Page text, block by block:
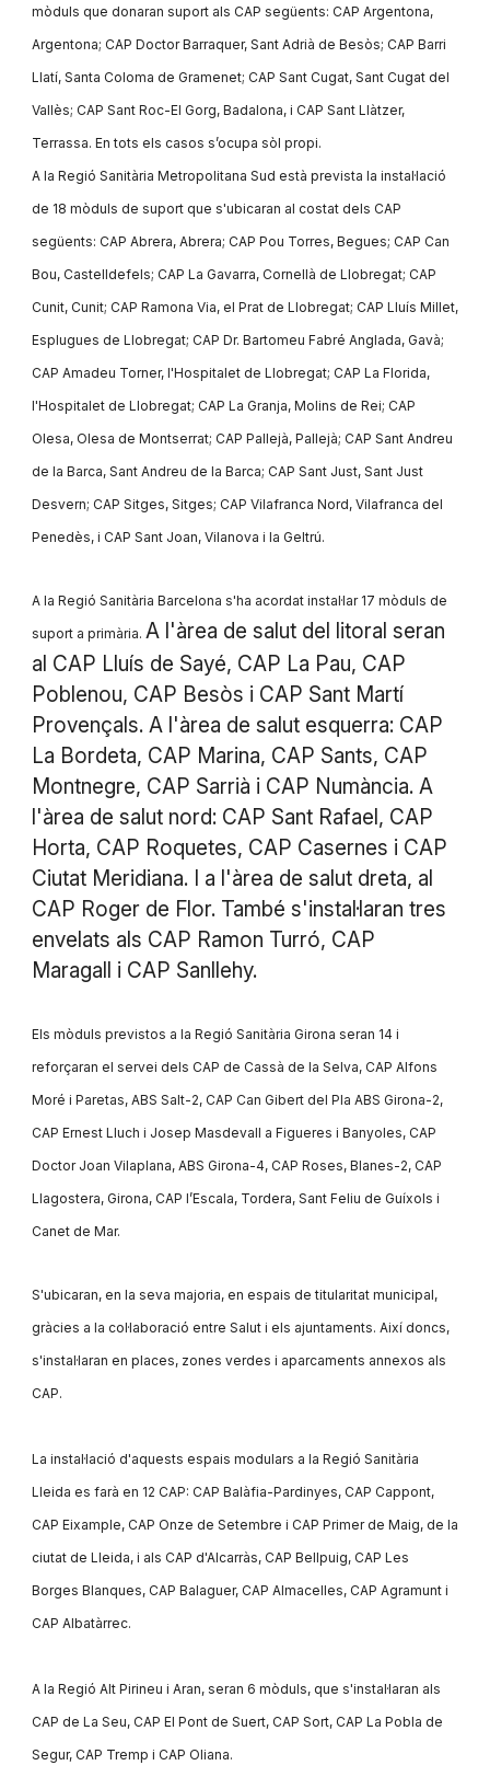
mòduls que donaran suport als CAP següents: CAP Argentona,
Argentona; CAP Doctor Barraquer, Sant Adrià de Besòs; CAP Barri
Llatí, Santa Coloma de Gramenet; CAP Sant Cugat, Sant Cugat del
Vallès; CAP Sant Roc-El Gorg, Badalona, i CAP Sant Llàtzer,
Terrassa. En tots els casos s’ocupa sòl propi.
A la Regió Sanitària Metropolitana Sud està prevista la instal·lació
de 18 mòduls de suport que s'ubicaran al costat dels CAP
següents: CAP Abrera, Abrera; CAP Pou Torres, Begues; CAP Can
Bou, Castelldefels; CAP La Gavarra, Cornellà de Llobregat; CAP
Cunit, Cunit; CAP Ramona Via, el Prat de Llobregat; CAP Lluís Millet,
Esplugues de Llobregat; CAP Dr. Bartomeu Fabré Anglada, Gavà;
CAP Amadeu Torner, l'Hospitalet de Llobregat; CAP La Florida,
l'Hospitalet de Llobregat; CAP La Granja, Molins de Rei; CAP
Olesa, Olesa de Montserrat; CAP Pallejà, Pallejà; CAP Sant Andreu
de la Barca, Sant Andreu de la Barca; CAP Sant Just, Sant Just
Desvern; CAP Sitges, Sitges; CAP Vilafranca Nord, Vilafranca del
Penedès, i CAP Sant Joan, Vilanova i la Geltrú.
A la Regió Sanitària Barcelona s'ha acordat instal·lar 17 mòduls de
suport a primària. A l'àrea de salut del litoral seran
al CAP Lluís de Sayé, CAP La Pau, CAP
Poblenou, CAP Besòs i CAP Sant Martí
Provençals. A l'àrea de salut esquerra: CAP
La Bordeta, CAP Marina, CAP Sants, CAP
Montnegre, CAP Sarrià i CAP Numància. A
l'àrea de salut nord: CAP Sant Rafael, CAP
Horta, CAP Roquetes, CAP Casernes i CAP
Ciutat Meridiana. I a l'àrea de salut dreta, al
CAP Roger de Flor. També s'instal·laran tres
envelats als CAP Ramon Turró, CAP
Maragall i CAP Sanllehy.
Els mòduls previstos a la Regió Sanitària Girona seran 14 i
reforçaran el servei dels CAP de Cassà de la Selva, CAP Alfons
Moré i Paretas, ABS Salt-2, CAP Can Gibert del Pla ABS Girona-2,
CAP Ernest Lluch i Josep Masdevall a Figueres i Banyoles, CAP
Doctor Joan Vilaplana, ABS Girona-4, CAP Roses, Blanes-2, CAP
Llagostera, Girona, CAP l’Escala, Tordera, Sant Feliu de Guíxols i
Canet de Mar.
S'ubicaran, en la seva majoria, en espais de titularitat municipal,
gràcies a la col·laboració entre Salut i els ajuntaments. Així doncs,
s'instal·laran en places, zones verdes i aparcaments annexos als
CAP.
La instal·lació d'aquests espais modulars a la Regió Sanitària
Lleida es farà en 12 CAP: CAP Balàfia-Pardinyes, CAP Cappont,
CAP Eixample, CAP Onze de Setembre i CAP Primer de Maig, de la
ciutat de Lleida, i als CAP d'Alcarràs, CAP Bellpuig, CAP Les
Borges Blanques, CAP Balaguer, CAP Almacelles, CAP Agramunt i
CAP Albatàrrec.
A la Regió Alt Pirineu i Aran, seran 6 mòduls, que s'instal·laran als
CAP de La Seu, CAP El Pont de Suert, CAP Sort, CAP La Pobla de
Segur, CAP Tremp i CAP Oliana.